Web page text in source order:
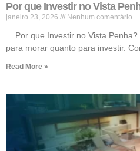
Por que Investir no Vista
janeiro 23, 2026 Nenhum comentário
Por que Investir no Vista
para morar quanto para investir.
Read More »